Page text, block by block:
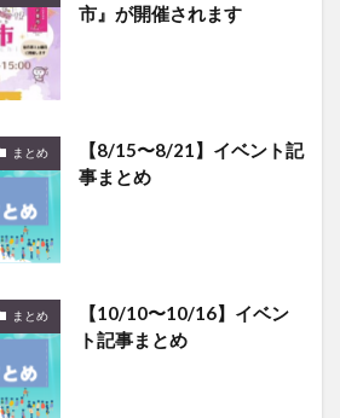
市』が開催されます
まとめ
【8/15〜8/21】イベント記
事まとめ
まとめ
【10/10〜10/16】イベン
ト記事まとめ